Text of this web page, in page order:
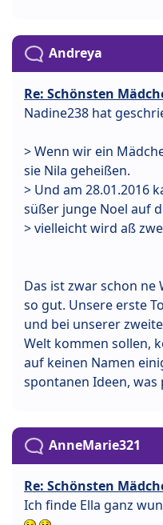
Andreya
Re: Schönsten
Nadine238 hat
> Wenn wir ein
sie Nila geheißen.
> Und am 28.01.2016
süßer junge Noel auf
> vielleicht wird aß
Das ist zwar schon ne
so gut. Unsere erste
und bei unserer
Welt kommen sollen,
auf keinen Namen
spontanen Ideen, was
AnneMarie321
Re: Schönsten
Ich finde Ella ganz